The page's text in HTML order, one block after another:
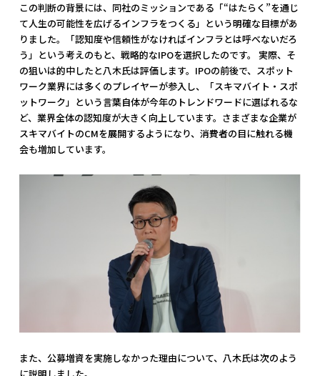
この判断の背景には、同社のミッションである「“はたらく”を通じ
て人生の可能性を広げるインフラをつくる」という明確な目標があ
りました。「認知度や信頼性がなければインフラとは呼べないだろ
う」という考えのもと、戦略的なIPOを選択したのです。 実際、そ
の狙いは的中したと八木氏は評価します。IPOの前後で、スポット
ワーク業界には多くのプレイヤーが参入し、「スキマバイト・スポ
ットワーク」という言葉自体が今年のトレンドワードに選ばれるな
ど、業界全体の認知度が大きく向上しています。さまざまな企業が
スキマバイトのCMを展開するようになり、消費者の目に触れる機
会も増加しています。
また、公募増資を実施しなかった理由について、八木氏は次のよう